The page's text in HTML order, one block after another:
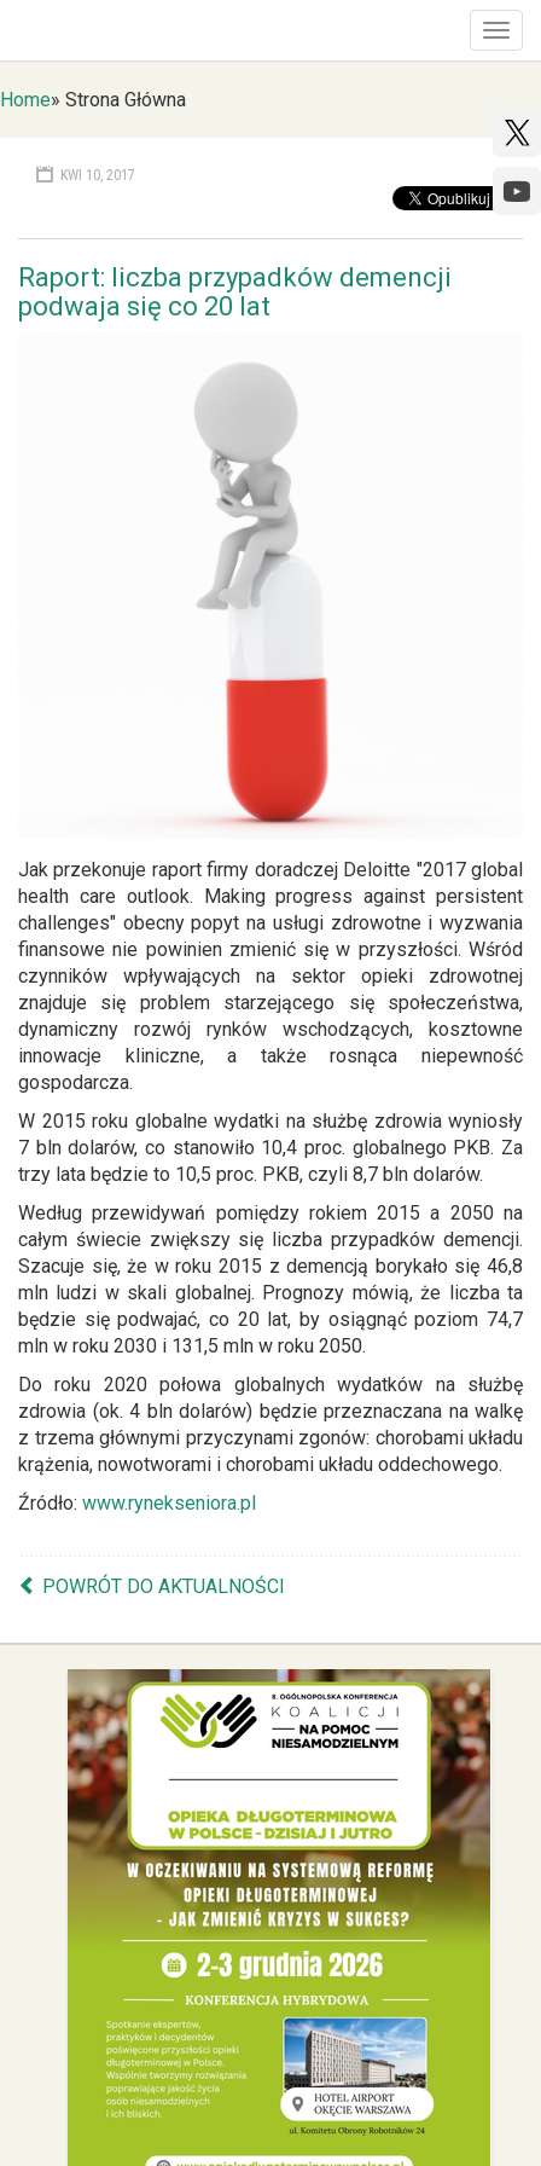
Home» Strona Główna
KWI 10, 2017
Raport: liczba przypadków demencji
podwaja się co 20 lat
Jak przekonuje raport firmy doradczej Deloitte "2017 global
health care outlook. Making progress against persistent
challenges" obecny popyt na usługi zdrowotne i wyzwania
finansowe nie powinien zmienić się w przyszłości. Wśród
czynników wpływających na sektor opieki zdrowotnej
znajduje się problem starzejącego się społeczeństwa,
dynamiczny rozwój rynków wschodzących, kosztowne
innowacje kliniczne, a także rosnąca niepewność
gospodarcza.
W 2015 roku globalne wydatki na służbę zdrowia wyniosły
7 bln dolarów, co stanowiło 10,4 proc. globalnego PKB. Za
trzy lata będzie to 10,5 proc. PKB, czyli 8,7 bln dolarów.
Według przewidywań pomiędzy rokiem 2015 a 2050 na
całym świecie zwiększy się liczba przypadków demencji.
Szacuje się, że w roku 2015 z demencją borykało się 46,8
mln ludzi w skali globalnej. Prognozy mówią, że liczba ta
będzie się podwajać, co 20 lat, by osiągnąć poziom 74,7
mln w roku 2030 i 131,5 mln w roku 2050.
Do roku 2020 połowa globalnych wydatków na służbę
zdrowia (ok. 4 bln dolarów) będzie przeznaczana na walkę
z trzema głównymi przyczynami zgonów: chorobami układu
krążenia, nowotworami i chorobami układu oddechowego.
Źródło: www.rynekseniora.pl
POWRÓT DO AKTUALNOŚCI